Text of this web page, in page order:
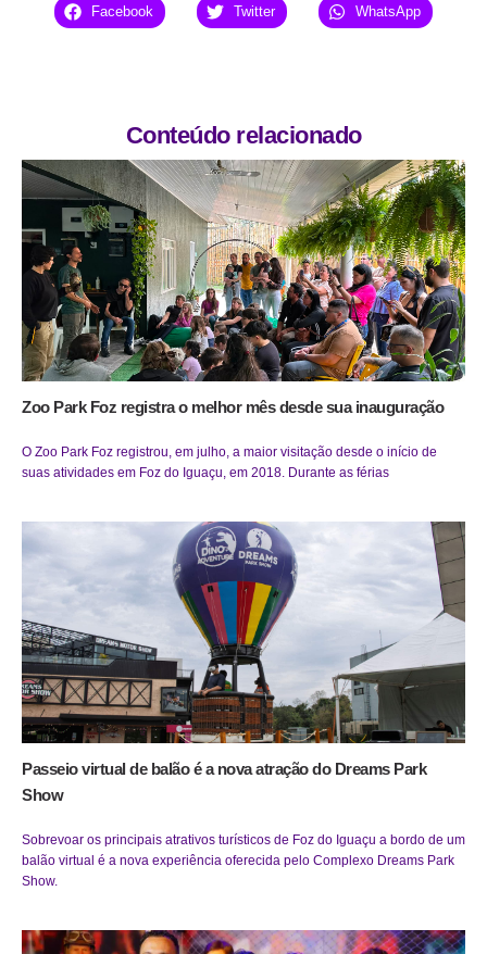
Facebook Twitter WhatsApp
Conteúdo relacionado
Zoo Park Foz registra o melhor mês desde sua inauguração
O Zoo Park Foz registrou, em julho, a maior visitação desde o início de
suas atividades em Foz do Iguaçu, em 2018. Durante as férias
Passeio virtual de balão é a nova atração do Dreams Park
Show
Sobrevoar os principais atrativos turísticos de Foz do Iguaçu a bordo de um
balão virtual é a nova experiência oferecida pelo Complexo Dreams Park
Show.